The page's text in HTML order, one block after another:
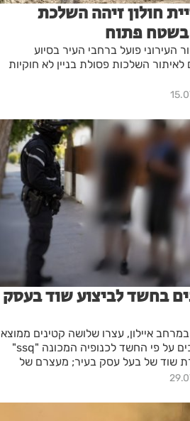
חולון זיהה השלכת
בשטח פתוח
העירוני פועל ברחבי העיר בסיוע
לאיתור השלכות פסולת בניין לא חוקיות
3 קטינים בחשד לביצוע שוד בעסק
איילון, עצרו שלושה קטינים ממוצא
אריתראי, המשתייכים על פי החשד לכנופיה המכונה "ssq"
שוד של בעל עסק בעיר; מעצרם של
המשפט עד מחר